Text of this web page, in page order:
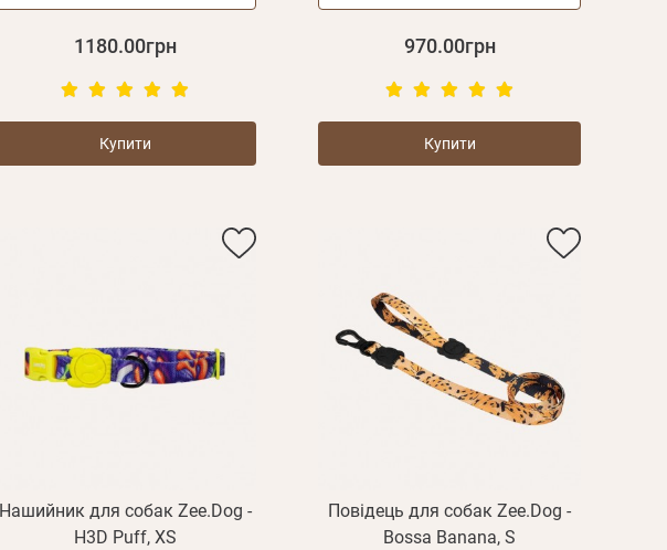
1180.00грн
Купити
970.00грн
Купити
Нашийник для собак Zee.Dog -
H3D Puff, XS
Повідець для собак Zee.Dog -
Bossa Banana, S